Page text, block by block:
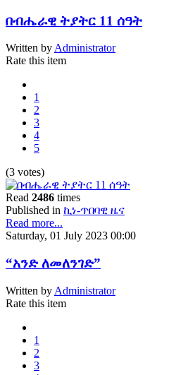
በብሔራዊ ትያትር 11 ሰዓት
Written by Administrator
Rate this item
1
2
3
4
5
(3 votes)
Read 2486 times
Published in ኪነ-ጥበባዊ ዜና
Read more...
Saturday, 01 July 2023 00:00
“አንድ ለመለንገድ”
Written by Administrator
Rate this item
1
2
3